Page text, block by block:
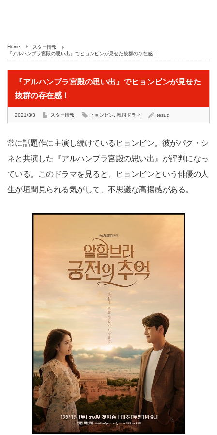
Home
スター情報
『アルハンブラ宮殿の思い出』でヒョンビンが見せた抜群の存在感！
『アルハンブラ宮殿の思い出』でヒョンビンが見せた
抜群の存在感！
2021/3/3 スター情報 ヒョンビン 韓国ドラマ tesugi
常に話題作に主演し続けているヒョンビン。彼がパク・シ
ネと共演した『アルハンブラ宮殿の思い出』が評判になっ
ている。このドラマを見ると、ヒョンビンという俳優の人
生が垣間見られる気がして、不思議な高揚感がある。